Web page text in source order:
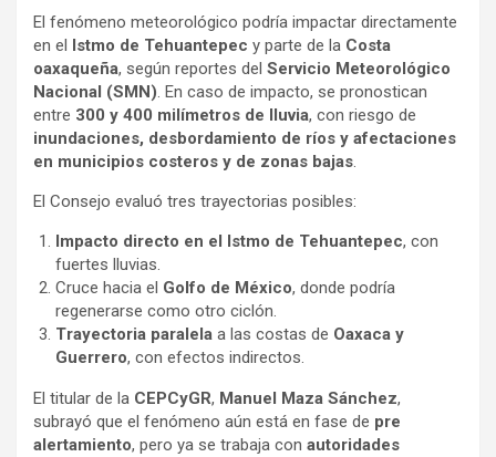
El fenómeno meteorológico podría impactar directamente
en el Istmo de Tehuantepec y parte de la Costa
oaxaqueña, según reportes del Servicio Meteorológico
Nacional (SMN). En caso de impacto, se pronostican
entre 300 y 400 milímetros de lluvia, con riesgo de
inundaciones, desbordamiento de ríos y afectaciones
en municipios costeros y de zonas bajas.
El Consejo evaluó tres trayectorias posibles:
Impacto directo en el Istmo de Tehuantepec, con
fuertes lluvias.
Cruce hacia el Golfo de México, donde podría
regenerarse como otro ciclón.
Trayectoria paralela a las costas de Oaxaca y
Guerrero, con efectos indirectos.
El titular de la CEPCyGR, Manuel Maza Sánchez,
subrayó que el fenómeno aún está en fase de pre
alertamiento, pero ya se trabaja con autoridades